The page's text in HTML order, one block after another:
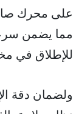
على محرك
مما يضمن
للإطلاق في
ولضمان دقة